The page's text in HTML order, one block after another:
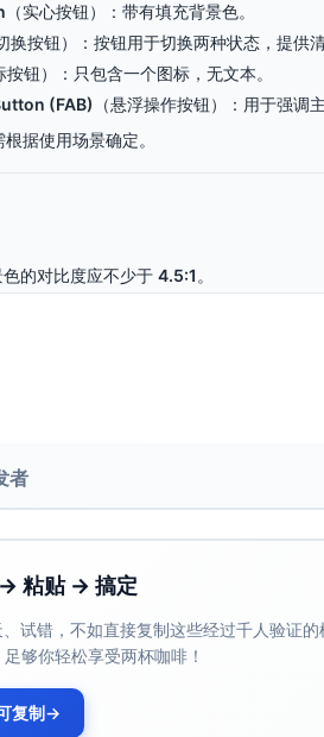
（实心按钮）：带有填充背景色。
切换按钮）：按钮用于切换两种状态，提供
按钮）：只包含一个图标，无文本。
(FAB)
（悬浮操作按钮）：用于强调
据使用场景确定。
的对比度应不少于 4.5:1 。
区域为
下文本清晰可见。
牌身份颜色设计规范。
述，例如使用ARIA标签（
区分状态，并确保Default、Pressed、
者
粘贴 → 搞定
试错，不如直接复制这些经过千人验证
够你轻松享受两杯咖啡！
复制→